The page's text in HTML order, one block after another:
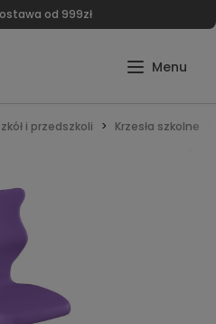
od 999zł
i przedszkoli Krzesła szkolne